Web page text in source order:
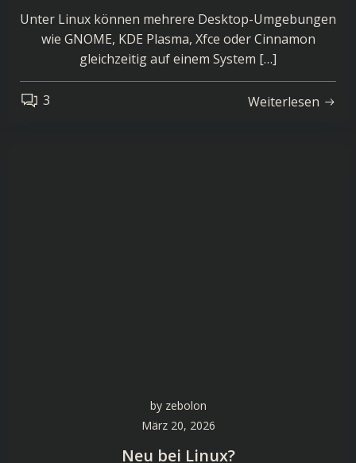
Unter Linux können mehrere Desktop-Umgebungen
wie GNOME, KDE Plasma, Xfce oder Cinnamon
gleichzeitig auf einem System […]
3 Weiterlesen
by zebolon
März 20, 2026
Neu bei Linux?